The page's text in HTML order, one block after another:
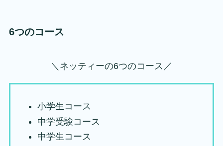
6つのコース
＼ネッティーの6つのコース／
小学生コース
中学受験コース
中学生コース